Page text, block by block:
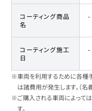
コーティング商品
名
-
コーティング施工
日
-
※車両を利用するために各種
は諸費用が発生します。（名
※ご購入される車両によって
す。